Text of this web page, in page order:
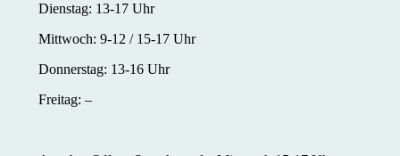
Dienstag: 13-17 Uhr
Mittwoch: 9-12 / 15-17 Uhr
Donnerstag: 13-16 Uhr
Freitag: –